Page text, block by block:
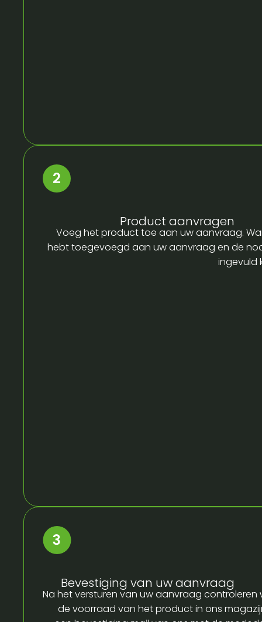
Product aanvragen
Voeg het product toe aan uw aanvraag.
hebt toegevoegd aan uw aanvraag en de
ingevuld
Bevestiging van uw aanvraag
Na het versturen van uw aanvraag controleren
de voorraad van het product in ons